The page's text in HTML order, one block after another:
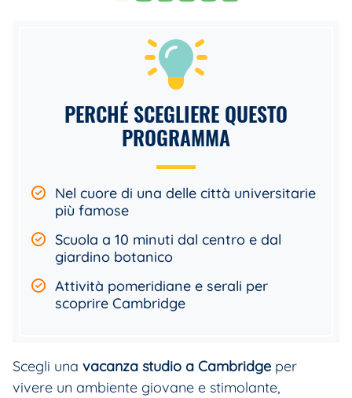
PERCHÉ SCEGLIERE QUESTO
PROGRAMMA
Nel cuore di una delle città universitarie
più famose
Scuola a 10 minuti dal centro e dal
giardino botanico
Attività pomeridiane e serali per
scoprire Cambridge
Scegli una vacanza studio a Cambridge per
vivere un ambiente giovane e stimolante,